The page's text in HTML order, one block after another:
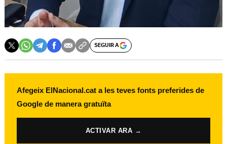
SEGUIR A
Afegeix ElNacional.cat a les teves fonts preferides de
Google de manera gratuïta
ACTIVAR ARA →